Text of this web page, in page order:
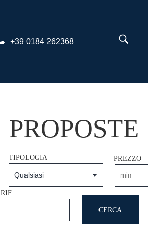
+39 0184 262368
PROPOSTE
TIPOLOGIA PREZZO
RIF.
CERCA